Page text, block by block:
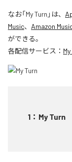
なお「My Turn 」は、
Music、 Amazon
ができる。
各配信サービス：
1 ： My Turn